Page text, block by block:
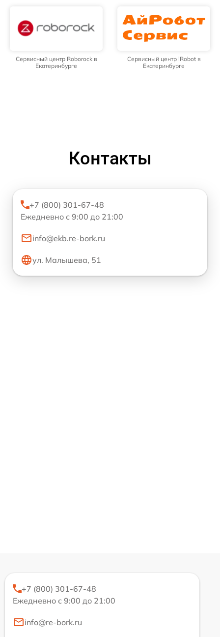
Сервисный центр Roborock в
Екатеринбурге
Сервисный центр iRobot в
Екатеринбурге
Контакты
+7 (800) 301-67-48
Ежедневно с 9:00 до 21:00
info@ekb.re-bork.ru
ул. Малышева, 51
+7 (800) 301-67-48
Ежедневно с 9:00 до 21:00
info@re-bork.ru